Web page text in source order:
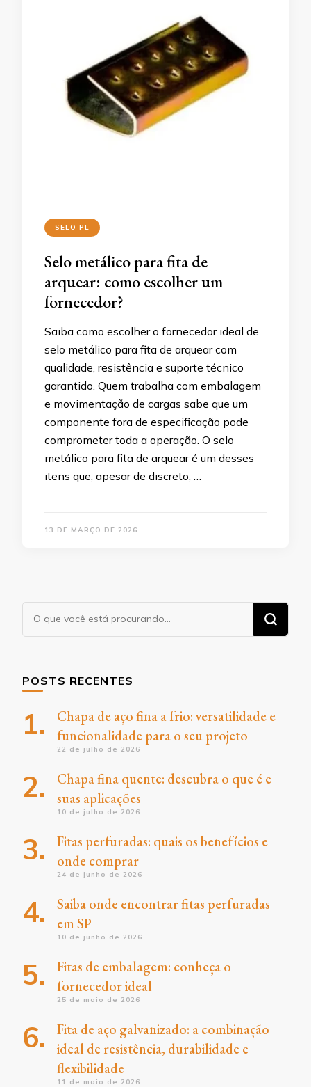
SELO PL
Selo metálico para fita de
arquear: como escolher um
fornecedor?
Saiba como escolher o fornecedor ideal de
selo metálico para fita de arquear com
qualidade, resistência e suporte técnico
garantido. Quem trabalha com embalagem
e movimentação de cargas sabe que um
componente fora de especificação pode
comprometer toda a operação. O selo
metálico para fita de arquear é um desses
itens que, apesar de discreto, …
13 DE MARÇO DE 2026
Procurando
algo?
POSTS RECENTES
Chapa de aço fina a frio: versatilidade e
funcionalidade para o seu projeto
22 de julho de 2026
Chapa fina quente: descubra o que é e
suas aplicações
10 de julho de 2026
Fitas perfuradas: quais os benefícios e
onde comprar
24 de junho de 2026
Saiba onde encontrar fitas perfuradas
em SP
10 de junho de 2026
Fitas de embalagem: conheça o
fornecedor ideal
25 de maio de 2026
Fita de aço galvanizado: a combinação
ideal de resistência, durabilidade e
flexibilidade
11 de maio de 2026